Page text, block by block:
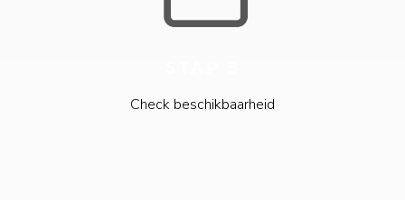
Check beschikbaarheid